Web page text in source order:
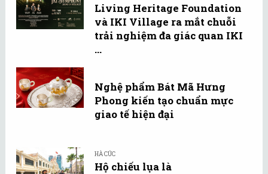
Living Heritage Foundation
và IKI Village ra mắt chuỗi
trải nghiệm đa giác quan IKI
...
Nghệ phẩm Bát Mã Hưng
Phong kiến tạo chuẩn mực
giao tế hiện đại
HÀ CÚC
Hộ chiếu lụa là